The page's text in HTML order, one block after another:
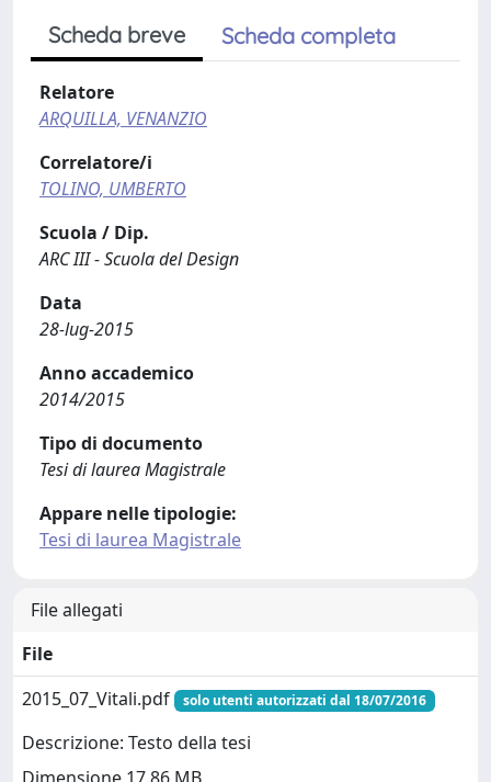
Scheda breve Scheda completa
Relatore
ARQUILLA, VENANZIO
Correlatore/i
TOLINO, UMBERTO
Scuola / Dip.
ARC III - Scuola del Design
Data
28-lug-2015
Anno accademico
2014/2015
Tipo di documento
Tesi di laurea Magistrale
Appare nelle tipologie:
Tesi di laurea Magistrale
File allegati
File
2015_07_Vitali.pdf
solo utenti autorizzati dal 18/07/2016
Descrizione: Testo della tesi